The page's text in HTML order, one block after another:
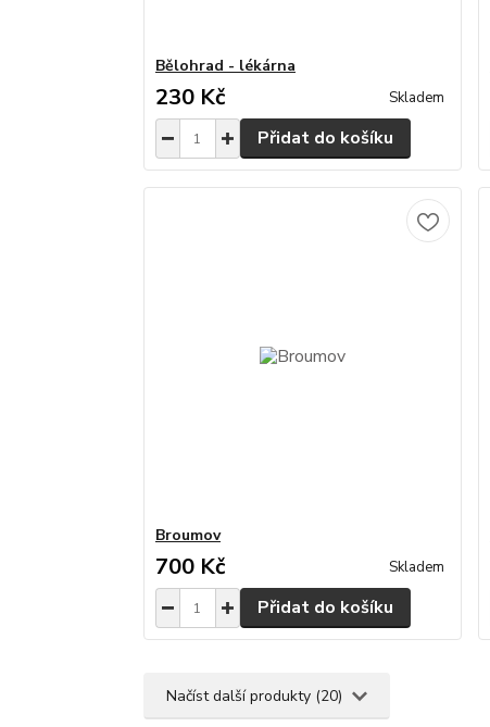
Bělohrad - lékárna
230 Kč Skladem
Přidat do košíku
Broumov
700 Kč Skladem
Přidat do košíku
Načíst další produkty (20)